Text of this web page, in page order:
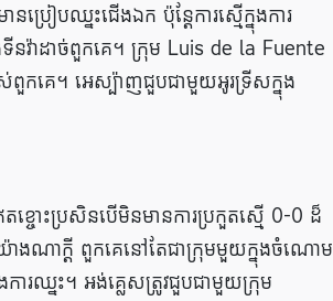
រៀបឈ្នះជើងឯក ប៉ុន្តែការស្មើក្នុងការ
នវ៉ាដាច់ពួកគេ។ ក្រុម Luis de la Fuente
ពួកគេ។ អេស្ប៉ាញជួបជាមួយអូរទ្រីសក្នុង
ចោះ​ប្រសិន​បើ​មិន​មាន​ការ​ប្រកួត​ស្មើ 0-0 ដ៏​
ាងណាក្តី ពួកគេ​នៅ​តែ​ជា​ក្រុម​មួយ​ក្នុង​ចំណោម​
ារ​ឈ្នះ។ អង់គ្លេសត្រូវជួបជាមួយក្រុម